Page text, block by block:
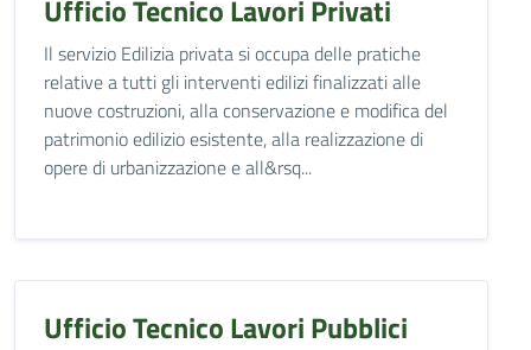
Ufficio Tecnico Lavori Privati
Il servizio Edilizia privata si occupa delle pratiche
relative a tutti gli interventi edilizi finalizzati alle
nuove costruzioni, alla conservazione e modifica del
patrimonio edilizio esistente, alla realizzazione di
opere di urbanizzazione e all&rsq...
Ufficio Tecnico Lavori Pubblici